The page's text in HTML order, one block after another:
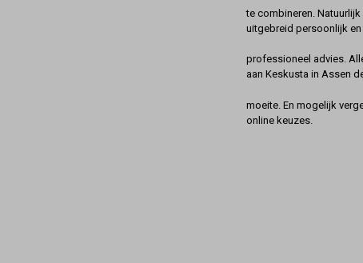
te combineren.
uitgebreid persoonlijk en
professioneel advies.
aan Keskusta in Assen
moeite. En mogelijk
online keuzes.